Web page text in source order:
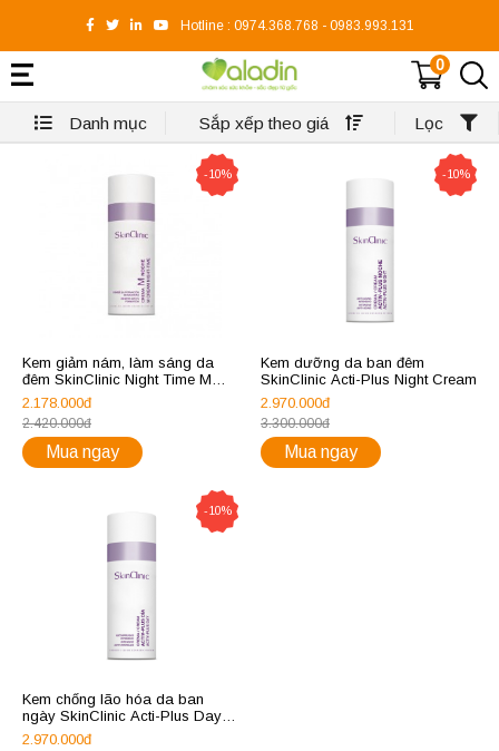
Hotline : 0974.368.768 - 0983.993.131
0
Danh mục Sắp xếp theo giá Lọc
-10%
Kem giảm nám, làm sáng da
đêm SkinClinic Night Time M
Cream
2.178.000đ
2.420.000đ
Mua ngay
-10%
Kem dưỡng da ban đêm
SkinClinic Acti-Plus Night Cream
2.970.000đ
3.300.000đ
Mua ngay
-10%
Kem chống lão hóa da ban
ngày SkinClinic Acti-Plus Day
Cream
2.970.000đ